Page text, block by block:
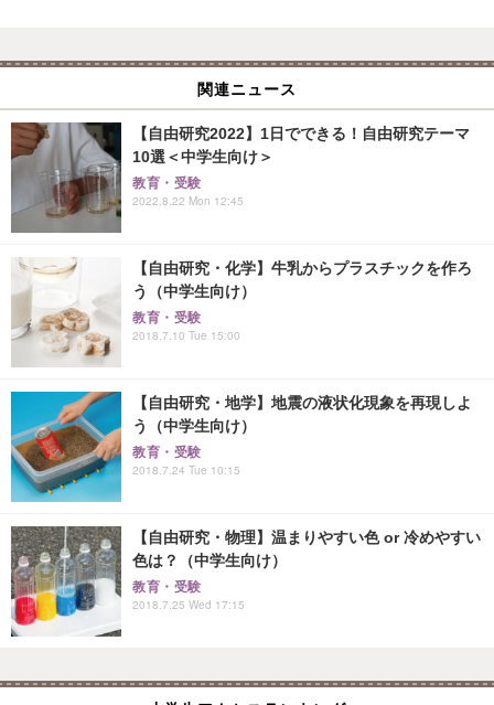
関連ニュース
【自由研究2022】1日でできる！自由研究テーマ
10選＜中学生向け＞
教育・受験
2022.8.22 Mon 12:45
【自由研究・化学】牛乳からプラスチックを作ろ
う（中学生向け）
教育・受験
2018.7.10 Tue 15:00
【自由研究・地学】地震の液状化現象を再現しよ
う（中学生向け）
教育・受験
2018.7.24 Tue 10:15
【自由研究・物理】温まりやすい色 or 冷めやすい
色は？（中学生向け）
教育・受験
2018.7.25 Wed 17:15